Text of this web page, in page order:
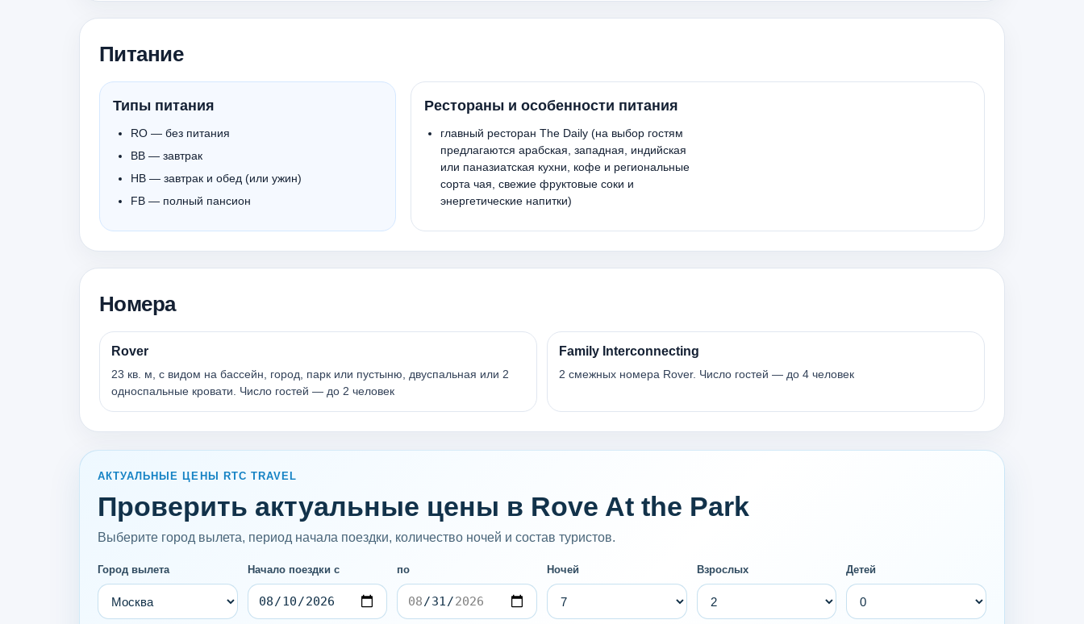
Питание
Типы питания
RO — без питания
BB — завтрак
HB — завтрак и обед (или ужин)
FB — полный пансион
Рестораны и особенности питания
главный ресторан The Daily (на выбор гостям
предлагаются арабская, западная, индийская
или паназиатская кухни, кофе и региональные
сорта чая, свежие фруктовые соки и
энергетические напитки)
Номера
Rover
23 кв. м, с видом на бассейн, город, парк или пустыню, двуспальная или 2
односпальные кровати. Число гостей — до 2 человек
Family Interconnecting
2 смежных номера Rover. Число гостей — до 4 человек
АКТУАЛЬНЫЕ ЦЕНЫ RTC TRAVEL
Проверить актуальные цены в Rove At the Park
Выберите город вылета, период начала поездки, количество ночей и состав туристов.
Город вылета Начало поездки с по Ночей Взрослых Детей